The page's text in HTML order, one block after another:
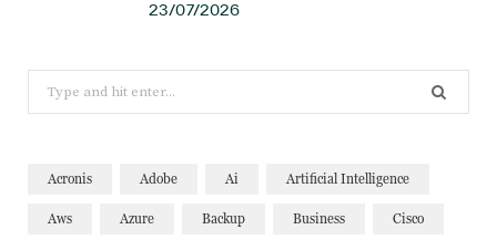
23/07/2026
for:
Acronis Adobe Ai Artificial Intelligence
Aws Azure Backup Business Cisco